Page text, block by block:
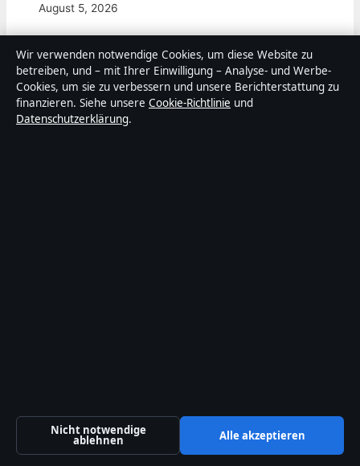
August 5, 2026
alle Hintergründe
August 5, 2026
Der Fall Simon Bohr: Warum der Täter
freigesprochen wurde
© 2026 Sachstruktur
Sachstruktur
Wir verwenden notwendige Cookies, um diese Website zu
betreiben, und – mit Ihrer Einwilligung – Analyse- und Werbe-
Cookies, um sie zu verbessern und unsere Berichterstattung zu
finanzieren. Siehe unsere Cookie-Richtlinie und
Datenschutzerklärung.
Nicht notwendige
ablehnen Alle akzeptieren